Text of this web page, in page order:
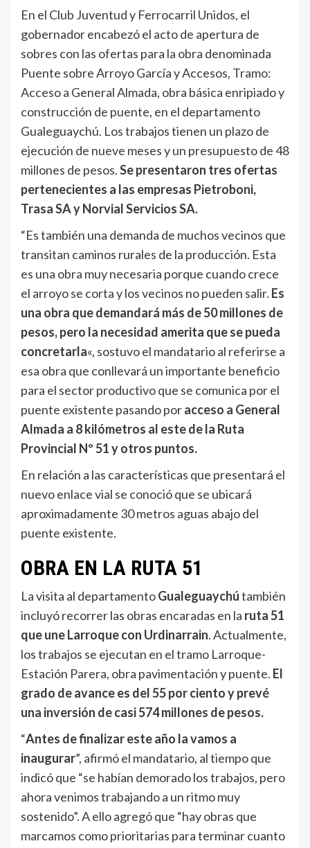
En el Club Juventud y Ferrocarril Unidos, el
gobernador encabezó el acto de apertura de
sobres con las ofertas para la obra denominada
Puente sobre Arroyo García y Accesos, Tramo:
Acceso a General Almada, obra básica enripiado y
construcción de puente, en el departamento
Gualeguaychú. Los trabajos tienen un plazo de
ejecución de nueve meses y un presupuesto de 48
millones de pesos.Se presentaron tres ofertas
pertenecientes a las empresas Pietroboni,
Trasa SA y Norvial Servicios SA.
“Es también una demanda de muchos vecinos que
transitan caminos rurales de la producción. Esta
es una obra muy necesaria porque cuando crece
el arroyo se corta y los vecinos no pueden salir. Es
una obra que demandará más de 50 millones de
pesos, pero la necesidad amerita que se pueda
concretarla«, sostuvo el mandatario al referirse a
esa obra que conllevará un importante beneficio
para el sector productivo que se comunica por el
puente existente pasando poracceso a General
Almada a 8 kilómetros al este de la Ruta
Provincial Nº 51 y otros puntos.
En relación a las características que presentará el
nuevo enlace vial se conoció que se ubicará
aproximadamente 30 metros aguas abajo del
puente existente.
OBRA EN LA RUTA 51
La visita al departamentoGualeguaychútambién
incluyó recorrer las obras encaradas en la ruta 51
que une Larroque con Urdinarrain. Actualmente,
los trabajos se ejecutan en el tramo Larroque-
Estación Parera, obra pavimentación y puente. El
grado de avance es del 55 por ciento y prevé
una inversión de casi 574 millones de pesos.
“Antes de finalizar este año la vamos a
inaugurar”, afirmó el mandatario, al tiempo que
indicó que “se habían demorado los trabajos, pero
ahora venimos trabajando a un ritmo muy
sostenido”. A ello agregó que “hay obras que
marcamos como prioritarias para terminar cuanto